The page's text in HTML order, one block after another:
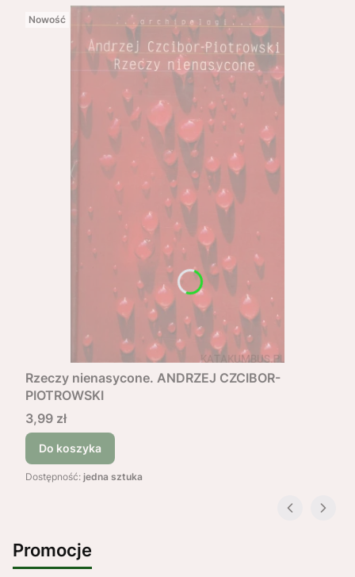
Nowość
Rzeczy nienasycone. ANDRZEJ CZCIBOR-
PIOTROWSKI
Cena
3,99 zł
Do koszyka
Dostępność: jedna sztuka
Promocje